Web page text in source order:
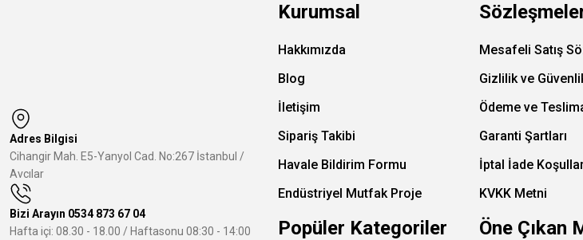
Adres Bilgisi
Cihangir Mah. E5-Yanyol Cad. No:267 İstanbul /
Avcılar
Bizi Arayın 0534 873 67 04
Hafta içi: 08.30 - 18.00 / Haftasonu 08:30 - 14:00
Kurumsal
Hakkımızda
Blog
İletişim
Sipariş Takibi
Havale Bildirim Formu
Endüstriyel Mutfak Proje
Mesafeli Satış
Gizlilik ve
Ödeme ve
Garanti Şartları
İptal İade
KVKK Metni
Popüler Kategoriler
Öne Çıkan